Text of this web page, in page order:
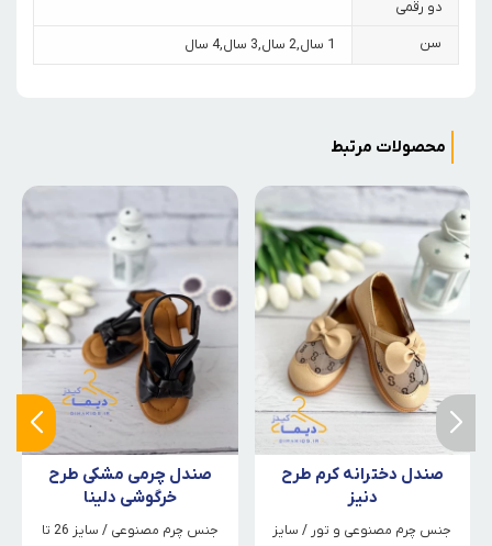
دو رقمی
سن 1 سال ,2 سال ,3 سال ,4 سال
محصولات مرتبط
صندل دخترانه کرم طرح
دنیز
جنس چرم مصنوعی و تور / سایز
صندل چرمی مشکی طرح
خرگوشی دلینا
جنس چرم مصنوعی / سایز 26 تا